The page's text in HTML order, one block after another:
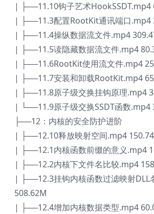
| ├──11.10钩子艺术HookSSDT.mp4
| ├──11.3配置RootKit通讯端口.mp4
| ├──11.4操纵数据流文件.mp4
| ├──11.5读隐藏数据流文件.mp4
| ├──11.6RootKit使用流文件.mp4
| ├──11.7安装和卸载RootKit.mp4
| ├──11.8原子级交换挂钩原理.mp4
| └──11.9原子级交换SSDT函数.mp4
├──12：内核的安全防护进阶
| ├──12.10释放映射空间.mp4
| ├──12.1内核函数前缀的意义.mp4
| ├──12.2内核下文件名比较.mp4
| ├──12.3挂钩内核函数过滤映射DLL
508.62M
| ├──12.4增加内核数据类型.mp4